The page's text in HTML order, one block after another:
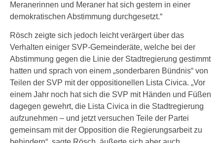
Meranerinnen und Meraner hat sich gestern in einer
demokratischen Abstimmung durchgesetzt.“
Rösch zeigte sich jedoch leicht verärgert über das
Verhalten einiger SVP-Gemeinderäte, welche bei der
Abstimmung gegen die Linie der Stadtregierung gestimmt
hatten und sprach von einem „sonderbaren Bündnis“ von
Teilen der SVP mit der oppositionellen Lista Civica. „Vor
einem Jahr noch hat sich die SVP mit Händen und Füßen
dagegen gewehrt, die Lista Civica in die Stadtregierung
aufzunehmen – und jetzt versuchen Teile der Partei
gemeinsam mit der Opposition die Regierungsarbeit zu